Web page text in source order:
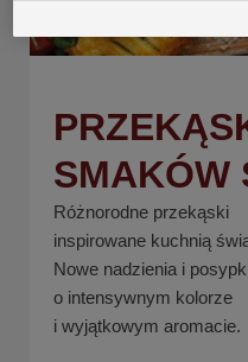
SMAKÓW
Różnorodne przekąski
inspirowane kuchnią
Nowe nadzienia i
o intensywnym kolorze
i wyjątkowym aromacie.